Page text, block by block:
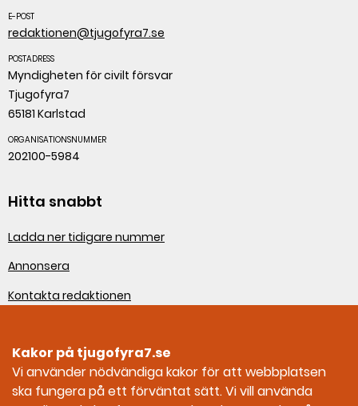
E-POST
redaktionen@tjugofyra7.se
POSTADRESS
Myndigheten för civilt försvar
Tjugofyra7
65181 Karlstad
ORGANISATIONSNUMMER
202100-5984
Hitta snabbt
Ladda ner tidigare nummer
Annonsera
Kontakta redaktionen
Sociala medier
Kakor på tjugofyra7.se
Vi använder nödvändiga kakor för att webbplatsen
ska fungera på ett förväntat sätt. Vi vill använda